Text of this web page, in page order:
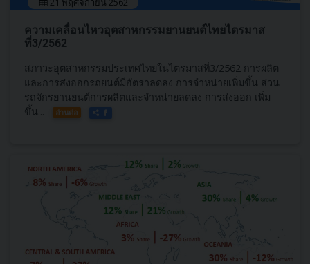
ความเคลื่อนไหวอุตสาหกรรมยานยนต์ไทยไตรมาส
ที่3/2562
สภาวะอุตสาหกรรมประเทศไทยในไตรมาสที่3/2562 การผลิต
และการส่งออกรถยนต์มีอัตราลดลง การจำหน่ายเพิ่มขึ้น ส่วน
รถจักรยานยนต์การผลิตและจำหน่ายลดลง การส่งออก เพิ่ม
ขึ้น...
อ่านต่อ